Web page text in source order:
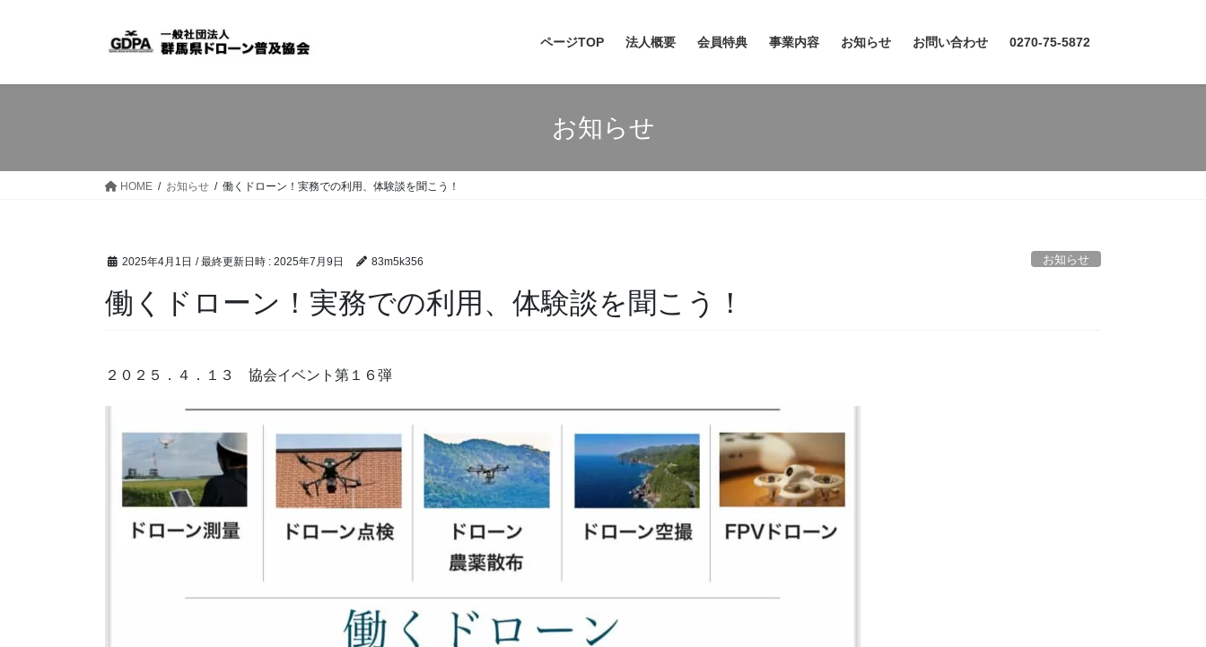
ページTOP 法人概要 会員特典 事業内容 お知らせ お問い合わせ 0270-75-5872
お知らせ
HOME お知らせ 働くドローン！実務での利用、体験談を聞こう！
2025年4月1日 / 最終更新日時 : 2025年7月9日 83m5k356 お知らせ
働くドローン！実務での利用、体験談を聞こう！
２０２５．４．１３ 協会イベント第１６弾